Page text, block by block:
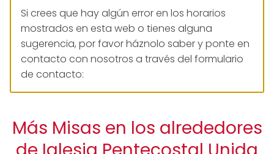
Si crees que hay algún error en los horarios
mostrados en esta web o tienes alguna
sugerencia, por favor háznolo saber y ponte en
contacto con nosotros a través del formulario
de contacto:
Más Misas en los alrededores